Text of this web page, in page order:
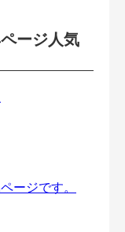
ージ人気